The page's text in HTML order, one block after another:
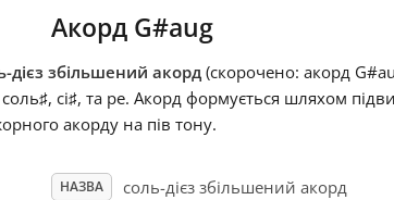
Акорд G#aug
дієз збільшений акорд(скорочено: акорд
♯, сі♯, та ре. Акорд формується шляхом
акорду на пів тону.
НАЗВА соль-дієз збільшений акорд